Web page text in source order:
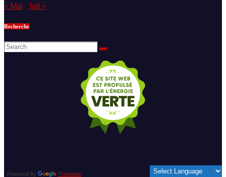
« Mai
Juil »
Recherche
Powered by Translate